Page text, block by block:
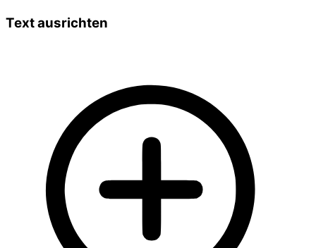
Text ausrichten